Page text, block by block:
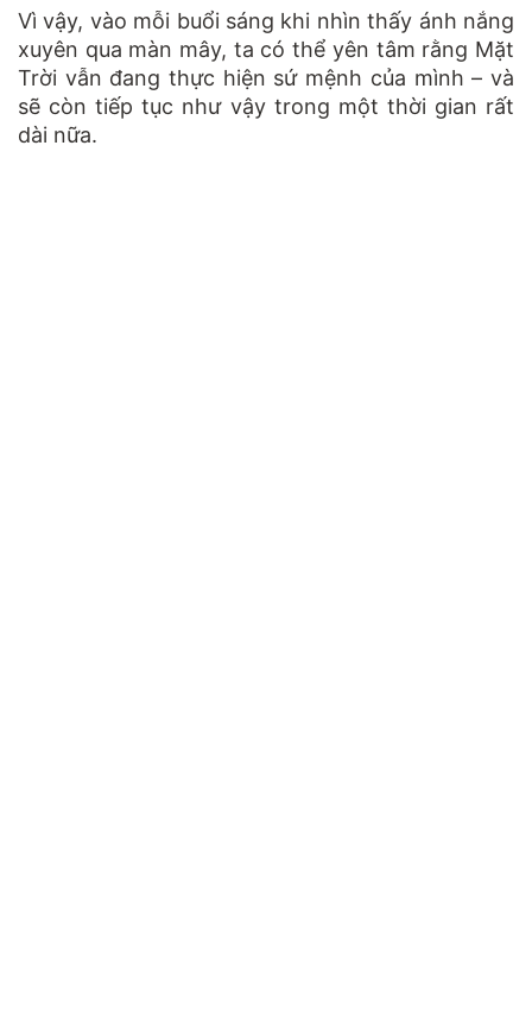
Vì vậy, vào mỗi buổi sáng khi nhìn thấy ánh nắng
xuyên qua màn mây, ta có thể yên tâm rằng Mặt
Trời vẫn đang thực hiện sứ mệnh của mình – và
sẽ còn tiếp tục như vậy trong một thời gian rất
dài nữa.